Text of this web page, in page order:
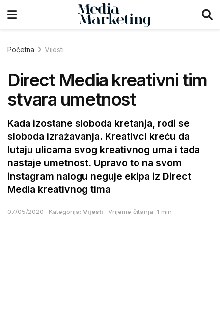
Početna Vijesti
Direct Media kreativni tim
stvara umetnost
Kada izostane sloboda kretanja, rodi se
sloboda izražavanja. Kreativci kreću da
lutaju ulicama svog kreativnog uma i tada
nastaje umetnost. Upravo to na svom
instagram nalogu neguje ekipa iz Direct
Media kreativnog tima
07/05/2020 Kategorija: Vijesti Vrijeme čitanja: 1 min